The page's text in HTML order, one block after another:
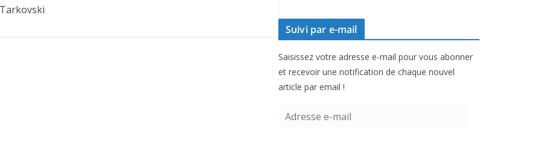
Suivi par e-mail
Saisissez votre adresse e-mail pour vous abonner
et recevoir une notification de chaque nouvel
article par email !